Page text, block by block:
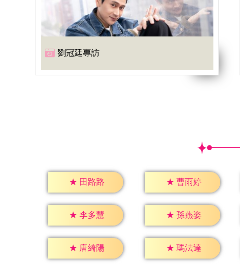
劉冠廷專訪
★ 田路路 ★ 曹雨婷
★ 李多慧 ★ 孫燕姿
★ 唐綺陽 ★ 瑪法達